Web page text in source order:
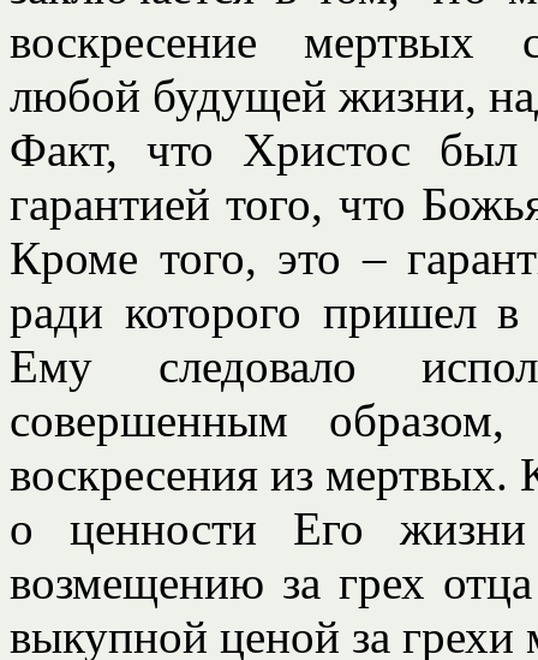
воскресение мертвых
любой будущей жизни,
Факт, что Христос был
гарантией того, что
Кроме того, это –
ради которого пришел
Ему следовало
совершенным
воскресения из мертвых.
о ценности Его
возмещению за грех
выкупной ценой за грехи